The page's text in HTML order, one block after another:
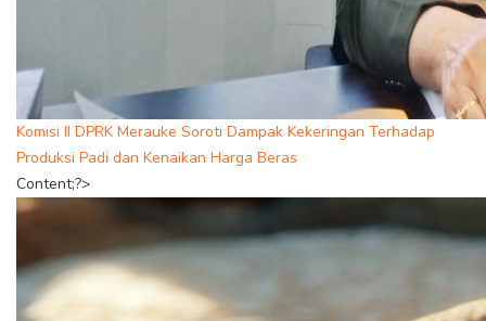
Komisi II DPRK Merauke Soroti Dampak Kekeringan Terhadap
Produksi Padi dan Kenaikan Harga Beras
Content;?>